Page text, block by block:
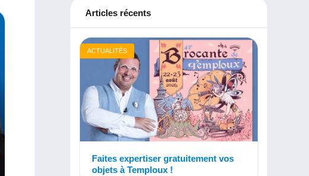
Articles récents
ACTUALITÉS
Faites expertiser gratuitement vos
objets à Temploux !